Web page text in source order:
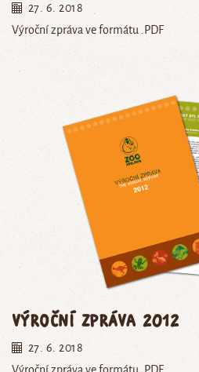
27. 6. 2018
Výroční zpráva ve formátu .PDF
Výroční zpráva 2012
27. 6. 2018